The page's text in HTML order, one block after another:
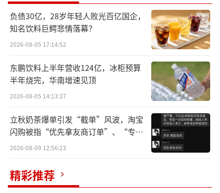
处罚事由显示，当事人向“UNDER ARMO
UR”品牌的海外供货总部订购一款男式针织运
动服装1535件。经抽查及复检，该产品纤维含
量项目不符合标准，被判定为不合格。
然而，除了质量问题外，这款不合格产品
的C端售价波动也不小，区间差额超过165%。
据悉，该产品进货单价为228.13元，当事人向
上海亮澜公司销售620件，销售单价367.54元，
其余自行销售，吊牌标价为799元，当事人通过
为301.86元至799元不等。
负债30亿，28岁年轻人败光百亿国企，
知名饮料巨鳄悲情落幕？
2026-08-05 17:14:52
东鹏饮料上半年营收124亿，冰柜预算
半年烧完，华南增速见顶
2026-08-05 14:13:37
立秋奶茶爆单引发“截单”风波，淘宝
闪购被指“优先拿友商订单”、“专挑
贵的拿”
2026-08-09 12:56:23
精彩推荐